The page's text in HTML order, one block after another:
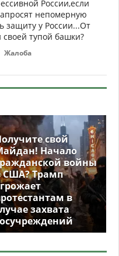
России,если
непомерную
защиту у России...От
тупой башки?
Жалоба
свой
Начало
войны
США? Трамп
в
захвата